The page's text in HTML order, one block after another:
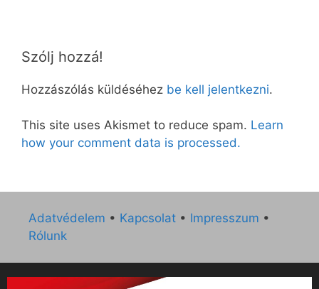
Szólj hozzá!
Hozzászólás küldéséhez be kell jelentkezni.
This site uses Akismet to reduce spam. Learn
how your comment data is processed.
Adatvédelem • Kapcsolat • Impresszum •
Rólunk